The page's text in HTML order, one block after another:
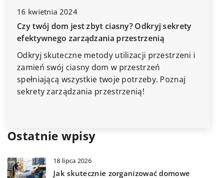
sekrety
i
Poznaj
18 maja 2024
domowych warunkach – praktyczne
Poznaj tajniki domowej hodowli
dowiedz się więcej o ich pielęgnacji i
Ostatnie wpisy
18 lipca 2026
Jak skutecznie zorganizować domowe